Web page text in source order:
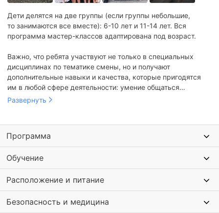
Дети делятся на две группы (если группы небольшие,
то занимаются все вместе): 6-10 лет и 11-14 лет. Вся
программа мастер-классов адаптирована под возраст.
Важно, что ребята участвуют не только в специальных
дисциплинах по тематике смены, но и получают
дополнительные навыки и качества, которые пригодятся
им в любой сфере деятельности: умение общаться
и работать в команде, сотрудничать и поддерживать друг
Летом в лагере шесть тематических смен, которые помогут
ребятам проявить себя в сферах моделинга, кино, дизайна
одежды и создания контента.
Развернуть
Программа
Обучение
Расположение и питание
Безопасность и медицина